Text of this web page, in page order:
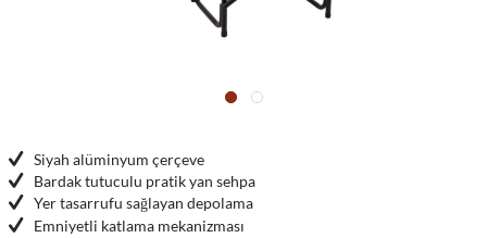
Siyah alüminyum çerçeve
Bardak tutuculu pratik yan sehpa
Yer tasarrufu sağlayan depolama
Emniyetli katlama mekanizması